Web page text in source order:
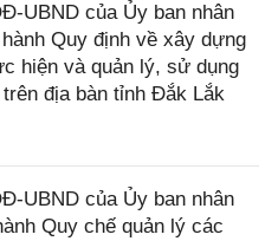
UBND của Ủy ban nhân
Quy định về xây dựng
hiện và quản lý, sử dụng
địa bàn tỉnh Đắk Lắk
UBND của Ủy ban nhân
Quy chế quản lý các